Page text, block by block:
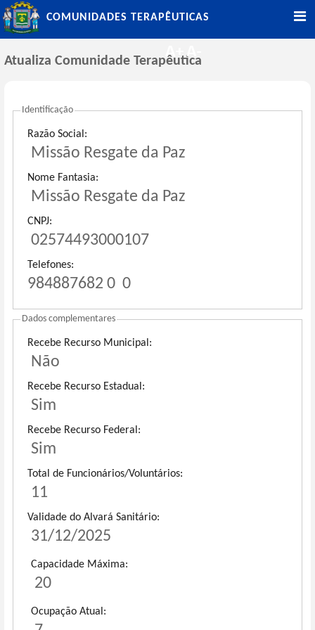
COMUNIDADES TERAPÊUTICAS
Atualiza Comunidade Terapêutica
Identificação
Razão Social:
Missão Resgate da Paz
Nome Fantasia:
Missão Resgate da Paz
CNPJ:
02574493000107
Telefones:
984887682 0 0
Dados complementares
Recebe Recurso Municipal:
Não
Recebe Recurso Estadual:
Sim
Recebe Recurso Federal:
Sim
Total de Funcionários/Voluntários:
11
Validade do Alvará Sanitário:
31/12/2025
Capacidade Máxima:
20
Ocupação Atual: